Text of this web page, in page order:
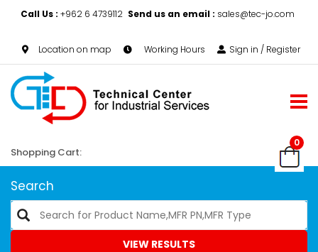
Call Us : +962 6 4739112 Send us an email : sales@tec-jo.com
Location on map Working Hours Sign in / Register
0
Shopping Cart:
Search
VIEW RESULTS